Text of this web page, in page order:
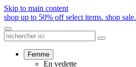
Skip to main content
shop up to 50% off select items. shop sale.
Femme
En vedette